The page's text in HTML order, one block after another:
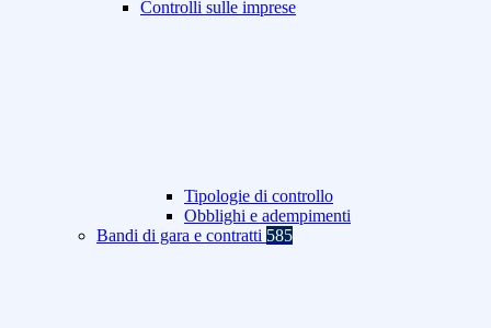
Controlli sulle imprese
Tipologie di controllo
Obblighi e adempimenti
Bandi di gara e contratti 585